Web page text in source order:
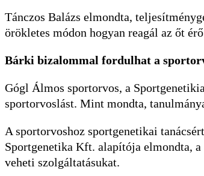
Tánczos Balázs elmondta,
örökletes módon hogyan reagál az őt
Bárki bizalommal fordulhat a
Gógl Álmos sportorvos, a
sportorvoslást. Mint mondta,
A sportorvoshoz sportgenetikai
Sportgenetika Kft. alapítója elmondta,
veheti szolgáltatásukat.